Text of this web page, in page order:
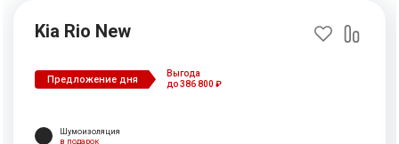
Kia Rio New
Предложение дня
Выгода
до 386 800 ₽
Шумоизоляция
в подарок